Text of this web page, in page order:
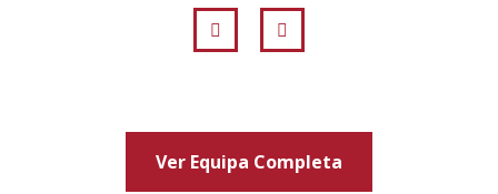
Ver Equipa Completa